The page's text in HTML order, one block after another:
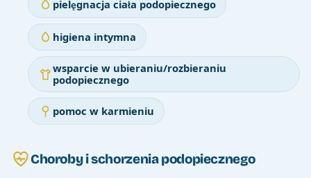
pielęgnacja ciała podopiecznego
higiena intymna
wsparcie w ubieraniu/rozbieraniu
podopiecznego
pomoc w karmieniu
Choroby i schorzenia podopiecznego